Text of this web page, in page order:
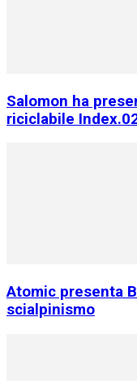
Salomon ha
riciclabile
Atomic presenta
scialpinismo